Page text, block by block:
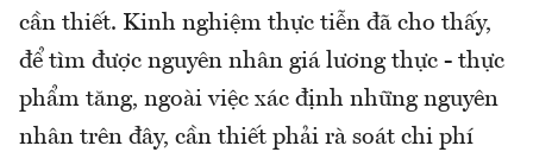
cần thiết. Kinh nghiệm thực tiễn đã cho thấy,
để tìm được nguyên nhân giá lương thực - thực
phẩm tăng, ngoài việc xác định những nguyên
nhân trên đây, cần thiết phải rà soát chi phí